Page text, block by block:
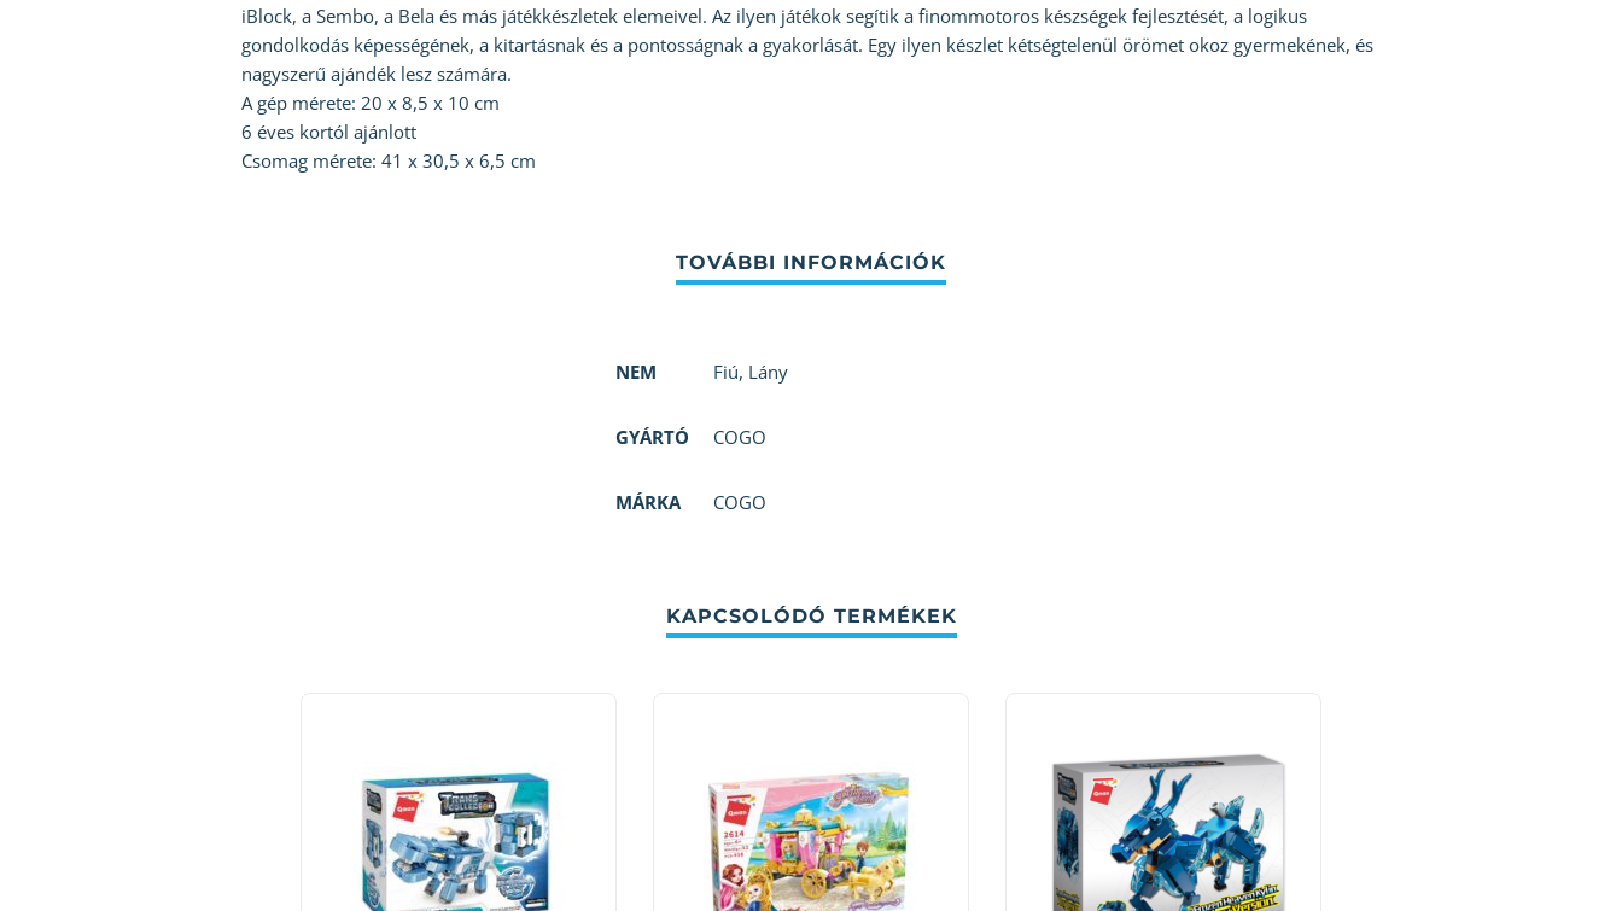
iBlock, a Sembo, a Bela és más játékkészletek elemeivel. Az ilyen játékok segítik a finommotoros készségek fejlesztését, a logikus
gondolkodás képességének, a kitartásnak és a pontosságnak a gyakorlását. Egy ilyen készlet kétségtelenül örömet okoz gyermekének, és
nagyszerű ajándék lesz számára.
A gép mérete: 20 x 8,5 x 10 cm
6 éves kortól ajánlott
Csomag mérete: 41 x 30,5 x 6,5 cm
NEM Fiú, Lány
GYÁRTÓ COGO
MÁRKA COGO
KAPCSOLÓDÓ TERMÉKEK